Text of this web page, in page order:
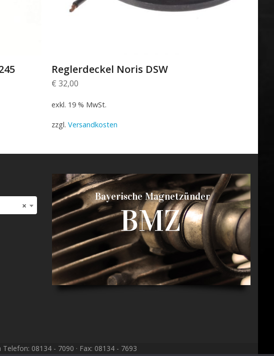
Reglerdeckel Noris DSW
€ 32,00
exkl. 19 % MwSt.
zzgl. Versandkosten
×
Bayerische Magnetzünder
BMZ
08134 - 7090 · Fax: 08134 - 7693